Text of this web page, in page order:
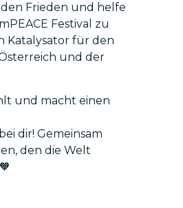
Frieden und helfe
Festival zu
Katalysator für den
und der
und macht einen
dir! Gemeinsam
den die Welt